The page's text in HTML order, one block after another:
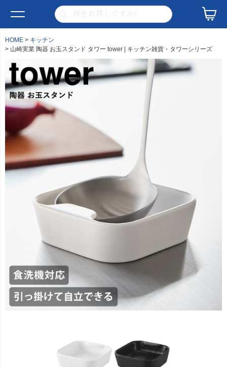
HOME
キッチン
山崎実業 陶器 お玉スタンド タワー tower | キッチン雑貨・タワーシリーズ